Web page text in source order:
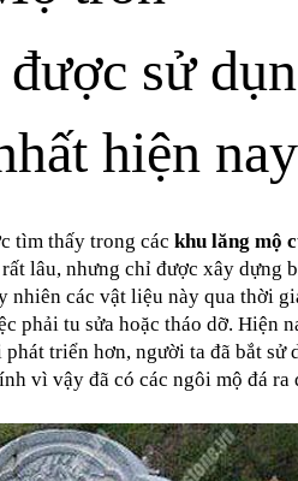
sử
hiện nay
tìm thấy trong các khu lăng mộ
lâu, nhưng chỉ được xây dựng
nhiên các vật liệu này qua thời
phải tu sửa hoặc tháo dỡ. Hiện
triển hơn, người ta đã bắt sử
vì vậy đã có các ngôi mộ đá ra